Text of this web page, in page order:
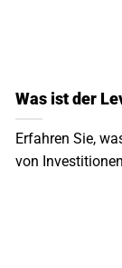
Was ist der
Erfahren Sie,
von